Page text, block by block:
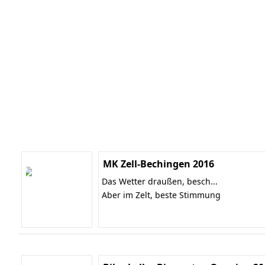
MK Zell-Bechingen 2016
Das Wetter draußen, besch...
Aber im Zelt, beste Stimmung